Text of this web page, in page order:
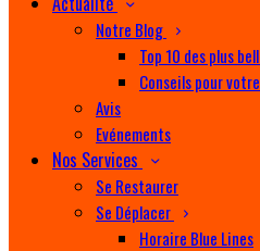
Notre Blog
Top 10 des plus
Conseils pour
Avis
Evénements
Nos Services
Se Restaurer
Se Déplacer
Horaire Blue Lines